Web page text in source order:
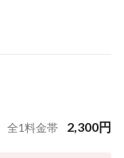
全1料金帯 2,300円